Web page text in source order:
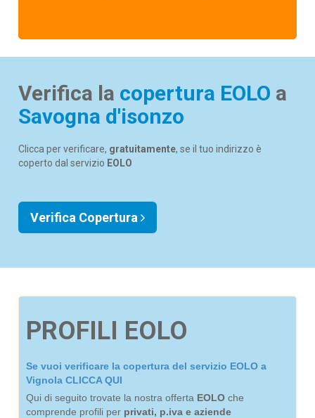
Verifica la copertura EOLO a
Savogna d'isonzo
Clicca per verificare, gratuitamente, se il tuo indirizzo è
coperto dal servizio EOLO
Verifica Copertura
PROFILI EOLO
Se vuoi verificare la copertura del servizio EOLO a
Vignola CLICCA QUI
Qui di seguito trovate la nostra offerta EOLO che
comprende profili per privati, p.iva e aziende